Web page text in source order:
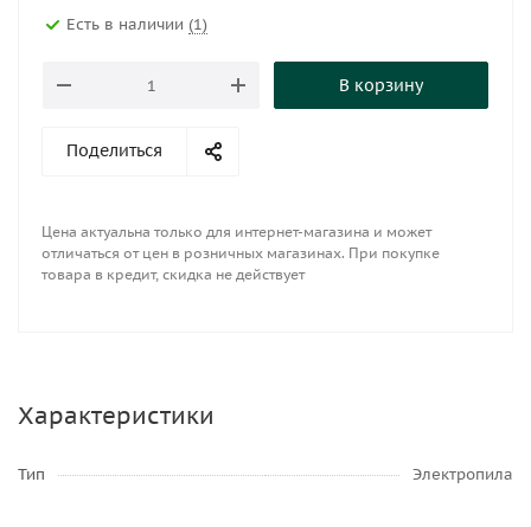
Есть в наличии (1)
В корзину
Поделиться
Цена актуальна только для интернет-магазина и может
отличаться от цен в розничных магазинах. При покупке
товара в кредит, скидка не действует
Характеристики
Тип Электропила